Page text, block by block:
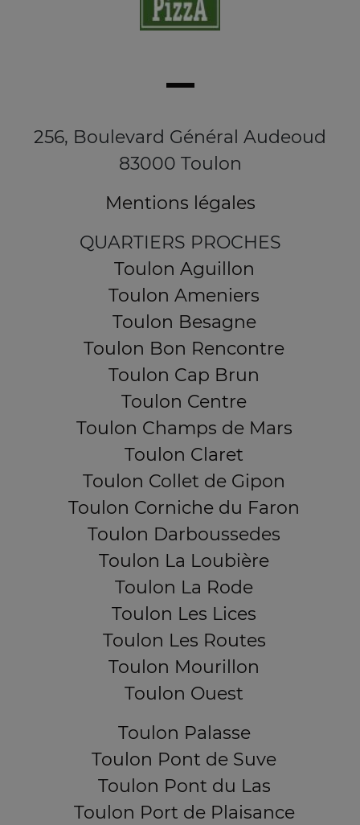
256, Boulevard Général Audeoud
83000 Toulon
Mentions légales
QUARTIERS PROCHES
Toulon Aguillon
Toulon Ameniers
Toulon Besagne
Toulon Bon Rencontre
Toulon Cap Brun
Toulon Centre
Toulon Champs de Mars
Toulon Claret
Toulon Collet de Gipon
Toulon Corniche du Faron
Toulon Darboussedes
Toulon La Loubière
Toulon La Rode
Toulon Les Lices
Toulon Les Routes
Toulon Mourillon
Toulon Ouest
Toulon Palasse
Toulon Pont de Suve
Toulon Pont du Las
Toulon Port de Plaisance